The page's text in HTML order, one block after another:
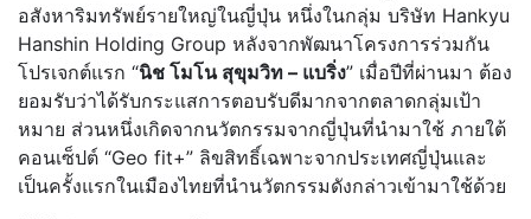
อสังหาริมทรัพย์รายใหญ่ในญี่ปุ่น หนึ่งในกลุ่ม บริษัท Hankyu
Hanshin Holding Group หลังจากพัฒนาโครงการร่วมกัน
โปรเจกต์แรก “นิช โมโน สุขุมวิท – แบริ่ง” เมื่อปีที่ผ่านมา ต้อง
ยอมรับว่าได้รับกระแสการตอบรับดีมากจากตลาดกลุ่มเป้า
หมาย ส่วนหนึ่งเกิดจากนวัตกรรมจากญี่ปุ่นที่นำมาใช้ ภายใต้
คอนเซ็ปต์ “Geo fit+” ลิขสิทธิ์เฉพาะจากประเทศญี่ปุ่นและ
เป็นครั้งแรกในเมืองไทยที่นำนวัตกรรมดังกล่าวเข้ามาใช้ด้วย